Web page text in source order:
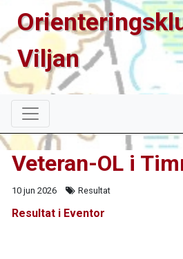
Viljan
Veteran-OL i
10 jun 2026 Resultat
Resultat i Eventor